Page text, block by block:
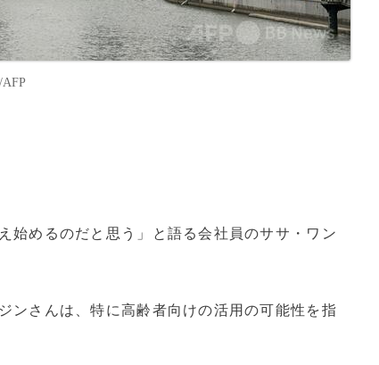
始めるのだと思う」と語る会社員のササ・ワン
ンさんは、特に高齢者向けの活用の可能性を指